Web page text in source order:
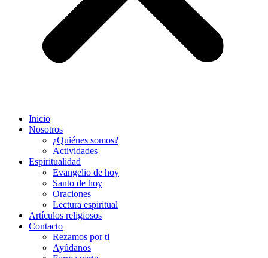
Inicio
Nosotros
¿Quiénes somos?
Actividades
Espiritualidad
Evangelio de hoy
Santo de hoy
Oraciones
Lectura espiritual
Artículos religiosos
Contacto
Rezamos por ti
Ayúdanos